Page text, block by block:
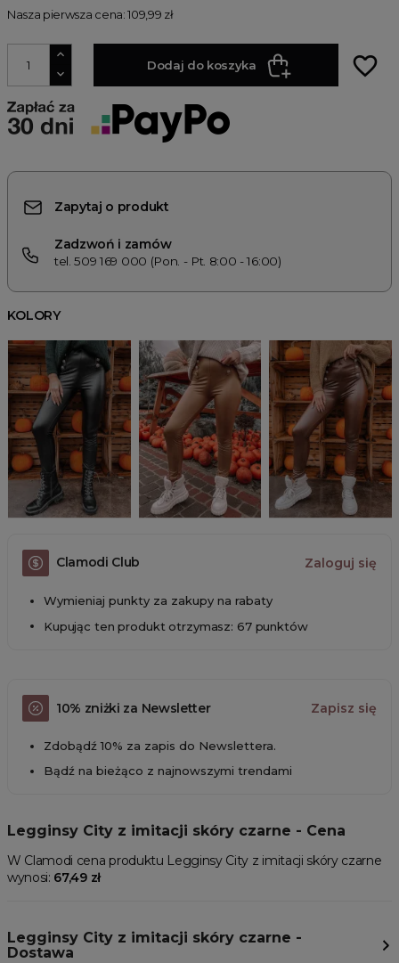
Nasza pierwsza cena: 109,99 zł
Dodaj do koszyka favorite_border
Zapytaj o produkt
Zadzwoń i zamów
tel. 509 169 000 (Pon. - Pt. 8:00 - 16:00)
KOLORY
Clamodi Club Zaloguj się
Wymieniaj punkty za zakupy na rabaty
Kupując ten produkt otrzymasz: 67 punktów
10% zniżki za Newsletter Zapisz się
Zdobądź 10% za zapis do Newslettera.
Bądź na bieżąco z najnowszymi trendami
Legginsy City z imitacji skóry czarne - Cena
W Clamodi cena produktu Legginsy City z imitacji skóry czarne
wynosi: 67,49 zł
Legginsy City z imitacji skóry czarne -
Dostawa